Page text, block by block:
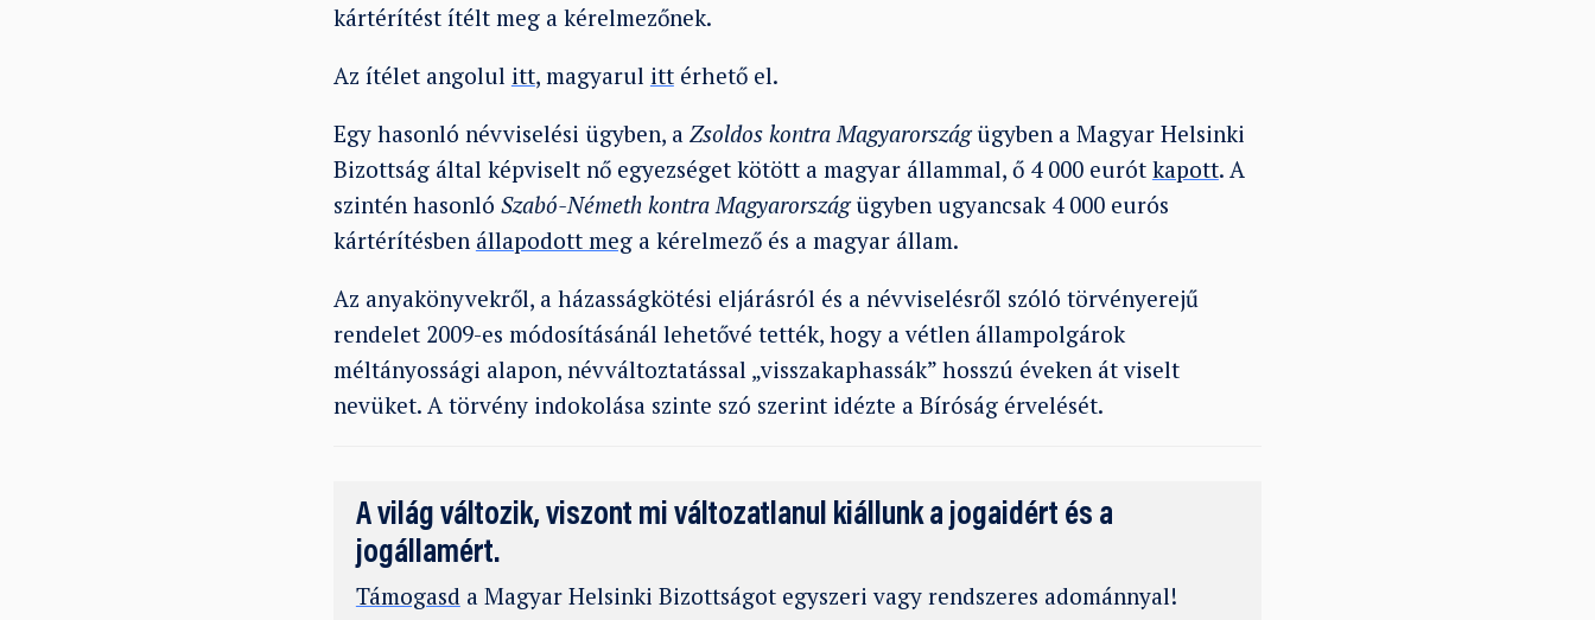
kártérítést ítélt meg a kérelmezőnek.
Az ítélet angolul itt, magyarul ittérhető el.
Egy hasonló névviselési ügyben, a Zsoldos kontra Magyarországügyben a Magyar Helsinki
Bizottság által képviselt nő egyezséget kötött a magyar állammal, ő 4 000 eurót kapott. A
szintén hasonló Szabó-Németh kontra Magyarországügyben ugyancsak 4 000 eurós
kártérítésben állapodott mega kérelmező és a magyar állam.
Az anyakönyvekről, a házasságkötési eljárásról és a névviselésről szóló törvényerejű
rendelet 2009-es módosításánál lehetővé tették, hogy a vétlen állampolgárok
méltányossági alapon, névváltoztatással „visszakaphassák” hosszú éveken át viselt
nevüket. A törvény indokolása szinte szó szerint idézte a Bíróság érvelését.
A világ változik, viszont mi változatlanul kiállunk a jogaidért és a
jogállamért.
Támogasd a Magyar Helsinki Bizottságot egyszeri vagy rendszeres adománnyal!